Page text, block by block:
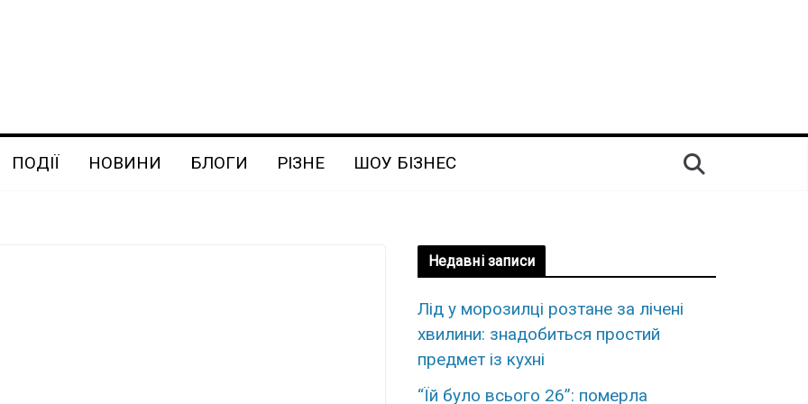
ПОДІЇ НОВИНИ БЛОГИ РІЗНЕ ШОУ БІЗНЕС
Недавні записи
Лід у морозилці розтане за лічені
хвилини: знадобиться простий
предмет із кухні
“Їй було всього 26”: померла